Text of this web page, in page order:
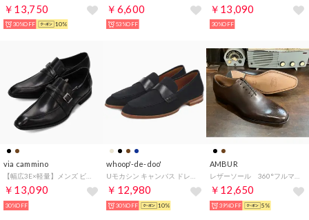
￥13,750
30%OFF 10%
￥6,600
53%OFF
￥13,090
30%OFF
via cammino
￥13,090
30%OFF
whoop'-de-doo'
￥12,980
30%OFF 10%
AMBUR
￥12,650
39%OFF 5%